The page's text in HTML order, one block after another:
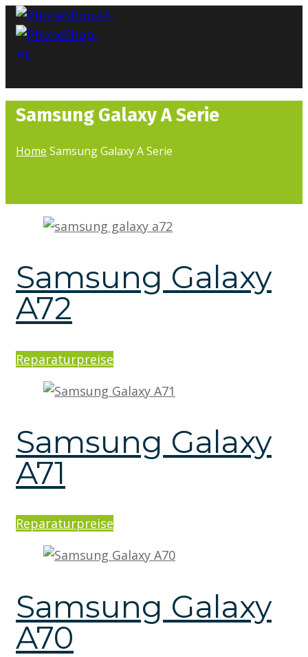
Samsung Galaxy A Serie
Home Samsung Galaxy A Serie
Samsung Galaxy
A72
Reparaturpreise
Samsung Galaxy
A71
Reparaturpreise
Samsung Galaxy
A70